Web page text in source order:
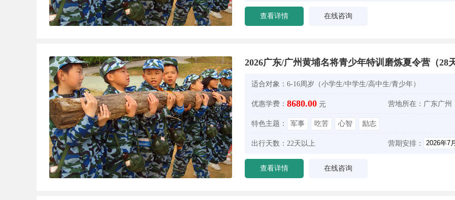
查看详情 在线咨询
2026广东/广州黄埔名将青少年特训磨炼夏令营（28
适合对象： 6-16周岁（小学生/中学生/高中生/青少年）
优惠学费： 8680.00 元 营地所在： 广东广州
特色主题： 军事 吃苦 心智 励志
出行天数： 22天以上 营期安排：
查看详情 在线咨询